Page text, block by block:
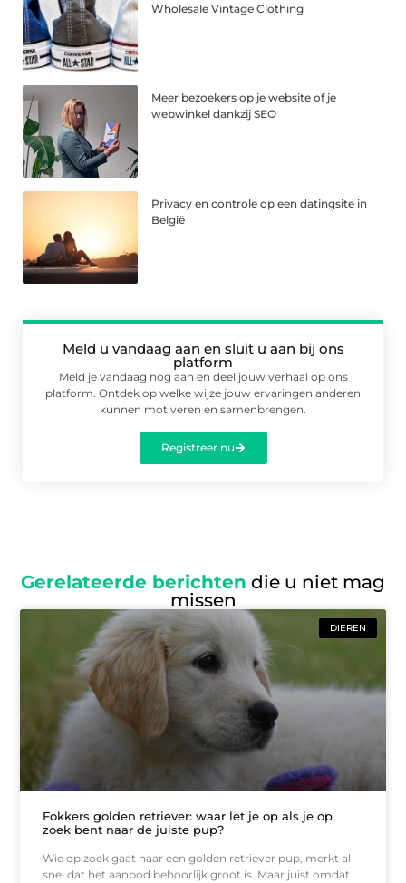
Wholesale Vintage Clothing
Meer bezoekers op je website of je
webwinkel dankzij SEO
Privacy en controle op een datingsite in
België
Meld u vandaag aan en sluit u aan bij ons
platform
Meld je vandaag nog aan en deel jouw verhaal op ons
platform. Ontdek op welke wijze jouw ervaringen anderen
kunnen motiveren en samenbrengen.
Registreer nu
Gerelateerde berichten die u niet mag
missen
DIEREN
Fokkers golden retriever: waar let je op als je op
zoek bent naar de juiste pup?
Wie op zoek gaat naar een golden retriever pup, merkt al
snel dat het aanbod behoorlijk groot is. Maar juist omdat